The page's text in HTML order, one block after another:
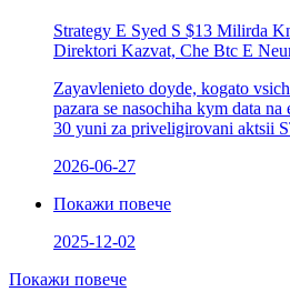
Strategy Е Syed S $13 Milirda
Direktori Kazvat, Che Btc E
Zayavlenieto doyde, kogato
pazara se nasochіha kym data
30 yuni za priveligirovani aktsii
2026-06-27
Покажи повече
2025-12-02
Покажи повече